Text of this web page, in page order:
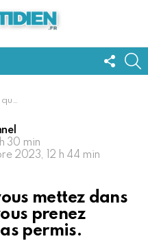
US
pas permis.
30 min
2023, 12 h 44 min
mettez dans
prenez
permis.